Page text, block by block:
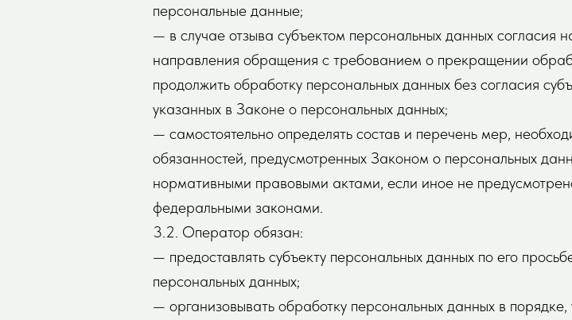
персональные данные;
— в случае отзыва субъектом персональных данных согласия
направления обращения с требованием о прекращении
продолжить обработку персональных данных без согласия
указанных в Законе о персональных данных;
— самостоятельно определять состав и перечень мер,
обязанностей, предусмотренных Законом о персональных
нормативными правовыми актами, если иное не
федеральными законами.
3.2. Оператор обязан:
— предоставлять субъекту персональных данных по его
персональных данных;
— организовывать обработку персональных данных в